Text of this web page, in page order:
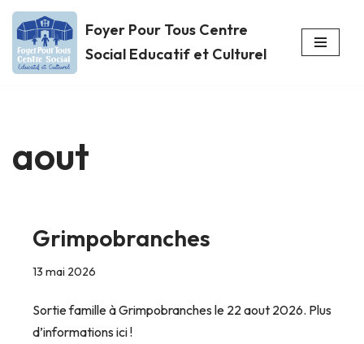
Aller
au
Foyer Pour Tous Centre
Social Educatif et Culturel
aout
Grimpobranches
13 mai 2026
Sortie famille à Grimpobranches le 22 aout 2026. Plus
d’informations ici !